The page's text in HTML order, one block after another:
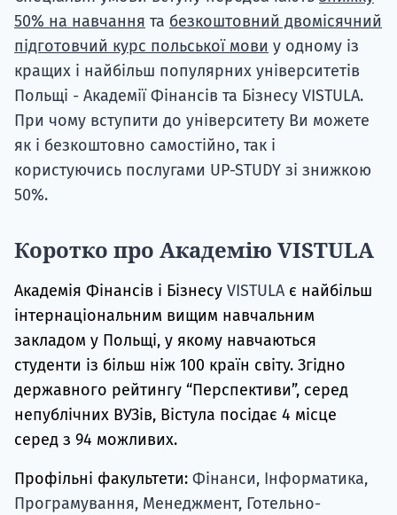
50% на навчання та безкоштовний двомісячний
підготовчий курс польської мови у одному із
кращих і найбільш популярних університетів
Польщі - Академії Фінансів та Бізнесу VISTULA.
При чому вступити до університету Ви можете
як і безкоштовно самостійно, так і
користуючись послугами UP-STUDY зі знижкою
50%.
Коротко про Академію VISTULA
Академія Фінансів і Бізнесу VISTULA є найбільш
інтернаціональним вищим навчальним
закладом у Польщі, у якому навчаються
студенти із більш ніж 100 країн світу. Згідно
державного рейтингу “Перспективи”, серед
непублічних ВУЗів, Вістула посідає 4 місце
серед з 94 можливих.
Профільні факультети: Фінанси, Інформатика,
Програмування, Менеджмент, Готельно-